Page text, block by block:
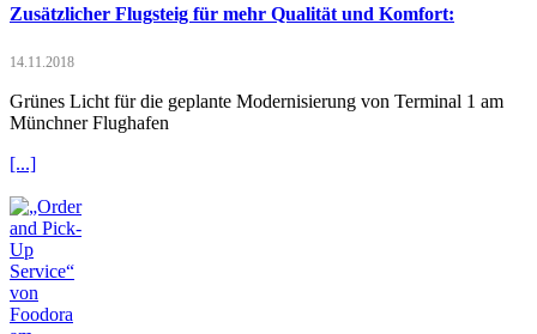
Zusätzlicher Flugsteig für mehr Qualität und Komfort:
14.11.2018
Grünes Licht für die geplante Modernisierung von Terminal 1 am
Münchner Flughafen
[...]